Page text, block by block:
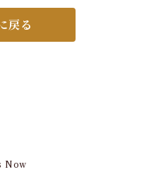
戻る
Now